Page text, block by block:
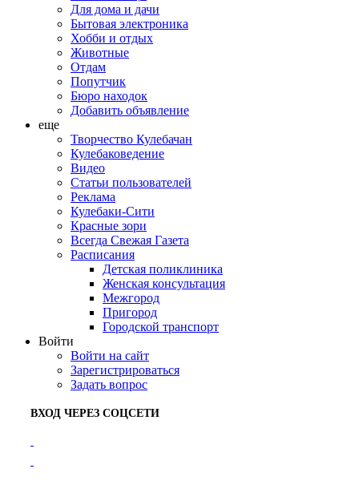
Для дома и дачи
Бытовая электроника
Хобби и отдых
Животные
Отдам
Попутчик
Бюро находок
Добавить объявление
еще
Творчество Кулебачан
Кулебаковедение
Видео
Статьи пользователей
Реклама
Кулебаки-Сити
Красные зори
Всегда Свежая Газета
Расписания
Детская поликлиника
Женская консультация
Межгород
Пригород
Городской транспорт
Войти
Войти на сайт
Зарегистрироваться
Задать вопрос
ВХОД ЧЕРЕЗ СОЦСЕТИ